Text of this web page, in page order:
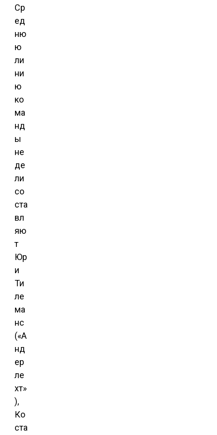
Ср
ед
ню
ю
ли
ни
ю
ко
ма
нд
ы
не
де
ли
со
ста
вл
яю
т
Юр
и
Ти
ле
ма
нс
(«А
нд
ер
ле
хт»
),
Ко
ста